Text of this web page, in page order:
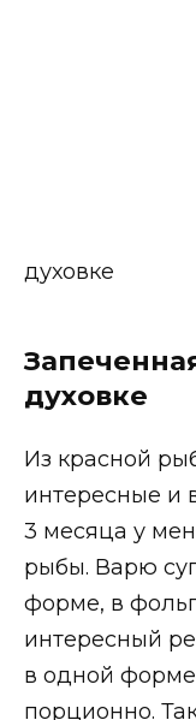
духовке
духовке
Из красной
интересные и
3 месяца у
рыбы. Варю
форме, в
интересный
в одной
порционно.